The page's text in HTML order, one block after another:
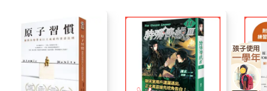
敷出，那你就處在一條糟糕的軌道上，只要花錢的習慣不改，就
不會有好結果；反過來說，假如你窮困潦倒，但每個月都設法存
一點錢，那你就處在通往財務自由的路上——即使前進的速度不
如你想要的快。
結果是習慣的滯後指標：你的財產是財務習慣的滯後指標，你的
體重是飲食習慣的滯後指標，你的知識是學習習慣的滯後指標，